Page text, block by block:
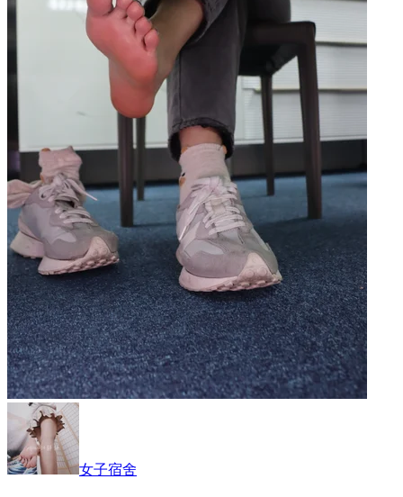
女子宿舍